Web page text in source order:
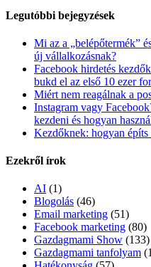
Legutóbbi bejegyzések
Mi az a „belépőtermék”
új vállalkozásnak?
Facebook hirdetés
bukd el az első 10 ezer
Miért nem reagálnak a
Instagram vagy
kezdeni és hogyan
Kezdőknek: hogyan építs
Ezekről írok
AI (1)
Blogolás (46)
Email marketing (51)
Facebook marketing (80)
Gazdagmami Show (133)
Gazdagmami tanfolyam